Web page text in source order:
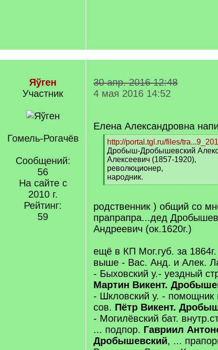
Яўген
Участник
Гомель-Рогачёв
Сообщений:
56
На сайте с
2010 г.
Рейтинг:
59
30 апр. 2016 12:48
4 мая 2016 14:52
Елена Александровна
[
q
]
http://portal.tgl.ru/files/
Дробыш-Дробышевский
Алексеевич (1857-1920),
революционер,
народник.
[
q
]
родственник ) общий со
прапрапра...дед
Андреевич (ок.1620г.)
ещё в КП Мог.губ. за
выше - Вас. Анд. и Алек.
- Быховский у.- уездный
Мартин Викент.
- Шкловский у. - помощник
сов. Пётр Викент.
- Могилёвский бат.
... подпор. Гавриил
Дробышевский, ...